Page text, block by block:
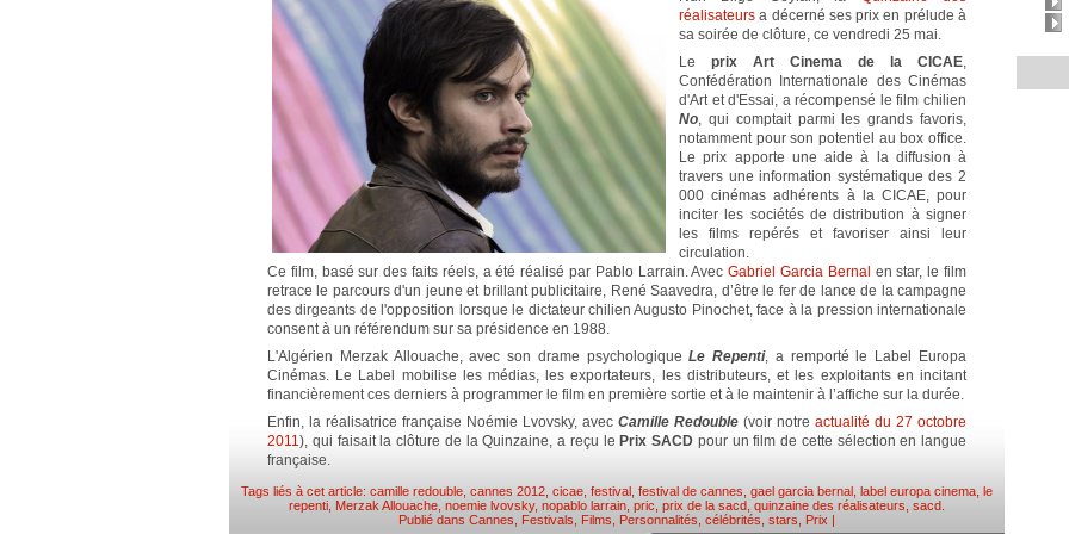
réalisateurs a décerné ses prix en prélude à
sa soirée de clôture, ce vendredi 25 mai.
Le prix Art Cinema de la CICAE,
Confédération Internationale des Cinémas
d'Art et d'Essai, a récompensé le film chilien
No, qui comptait parmi les grands favoris,
notamment pour son potentiel au box office.
Le prix apporte une aide à la diffusion à
travers une information systématique des 2
000 cinémas adhérents à la CICAE, pour
inciter les sociétés de distribution à signer
les films repérés et favoriser ainsi leur
circulation.
Ce film, basé sur des faits réels, a été réalisé par Pablo Larrain. AvecGabriel Garcia Bernal en star, le film
retrace le parcours d'un jeune et brillant publicitaire, René Saavedra, d’être le fer de lance de la campagne
des dirgeants de l'opposition lorsque le dictateur chilien Augusto Pinochet, face à la pression internationale
consent à un référendum sur sa présidence en 1988.
L'Algérien Merzak Allouache, avec son drame psychologiqueLe Repenti, a remporté le Label Europa
Cinémas. Le Label mobilise les médias, les exportateurs, les distributeurs, et les exploitants en incitant
financièrement ces derniers à programmer le film en première sortie et à le maintenir à l’affiche sur la durée.
Enfin, la réalisatrice française Noémie Lvovsky, avec Camille Redouble (voir notre actualité du 27 octobre
2011), qui faisait la clôture de la Quinzaine, a reçu le Prix SACD pour un film de cette sélection en langue
française.
Tags liés à cet article: camille redouble cannes 2012 cicae festival festival de cannes gael garcia bernal label europa cinema le
repenti Merzak Allouache noemie lvovsky, nopablo larrain pric prix de la sacd quinzaine des réalisateurs sacd
Publié dans Cannes Festivals Films Personnalités, célébrités, stars Prix |